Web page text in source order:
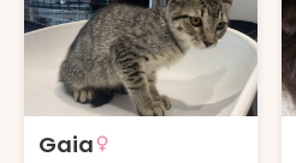
Gaia